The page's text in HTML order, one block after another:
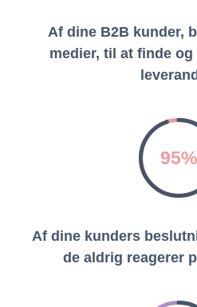
Af dine B2B kunder,
medier, til at finde
95%
Af dine kunders
de aldrig reagerer